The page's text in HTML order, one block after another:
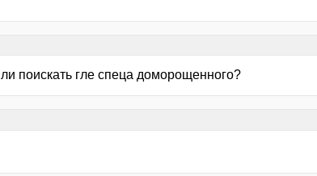
поискать гле спеца доморощенного?